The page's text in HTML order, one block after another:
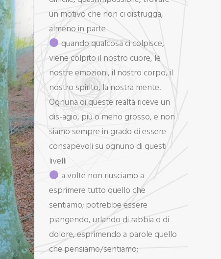
un motivo che non ci distrugga,
almeno in parte
quando qualcosa ci colpisce,
viene colpito il nostro cuore, le
nostre emozioni, il nostro corpo, il
nostro spirito, la nostra mente.
Ognuna di queste realtà riceve un
dis-agio, più o meno grosso, e non
siamo sempre in grado di essere
consapevoli su ognuno di questi
livelli
a volte non riusciamo a
esprimere tutto quello che
sentiamo; potrebbe essere
piangendo, urlando di rabbia o di
dolore, esprimendo a parole quello
che pensiamo/sentiamo;